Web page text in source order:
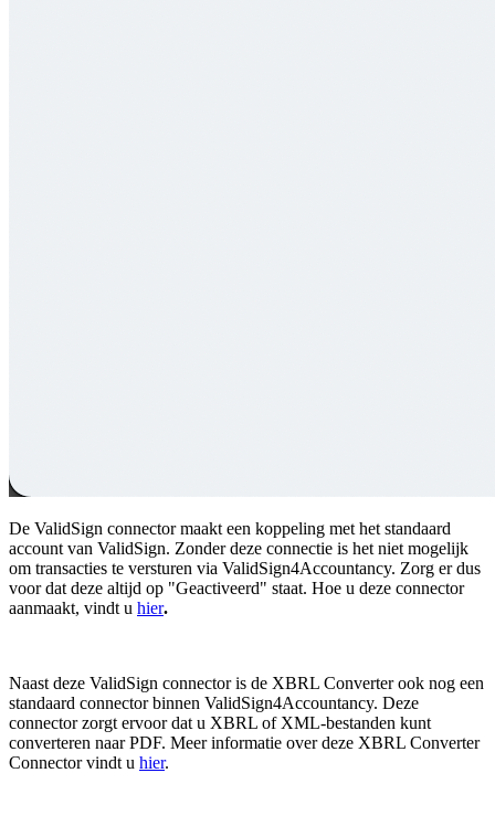
De ValidSign connector maakt een koppeling met het standaard
account van ValidSign. Zonder deze connectie is het niet mogelijk
om transacties te versturen via ValidSign4Accountancy. Zorg er dus
voor dat deze altijd op "Geactiveerd" staat. Hoe u deze connector
aanmaakt, vindt u hier.
Naast deze ValidSign connector is de XBRL Converter ook nog een
standaard connector binnen ValidSign4Accountancy. Deze
connector zorgt ervoor dat u XBRL of XML-bestanden kunt
converteren naar PDF. Meer informatie over deze XBRL Converter
Connector vindt u hier.